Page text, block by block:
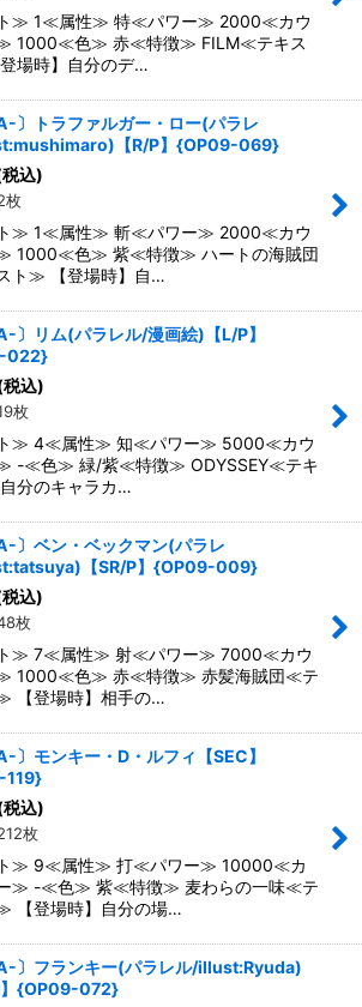
≫ 1≪属性≫ 特≪パワー≫ 2000≪カウ
≫ 1000≪色≫ 赤≪特徴≫ FILM≪テキス
場時】自分のデ…
〕トラファルガー・ロー(パラレ
【R/P】{OP09-069}
込)
枚
≫ 1≪属性≫ 斬≪パワー≫ 2000≪カウ
1000≪色≫ 紫≪特徴≫ ハートの海賊団
ト≫ 【登場時】自…
〕リム(パラレル/漫画絵)【L/P】
022}
税込)
枚
≫ 4≪属性≫ 知≪パワー≫ 5000≪カウ
-≪色≫ 緑/紫≪特徴≫ ODYSSEY≪テキ
分のキャラカ…
〕ベン・ベックマン(パラレ
【SR/P】{OP09-009}
込)
枚
≫ 7≪属性≫ 射≪パワー≫ 7000≪カウ
≫ 1000≪色≫ 赤≪特徴≫ 赤髪海賊団≪テ
【登場時】相手の…
〕モンキー・D・ルフィ【SEC】
119}
税込)
枚
≫ 9≪属性≫ 打≪パワー≫ 10000≪カ
≫ -≪色≫ 紫≪特徴≫ 麦わらの一味≪テ
【登場時】自分の場…
A-〕フランキー(パラレル/illust:Ryuda)
】{OP09-072}